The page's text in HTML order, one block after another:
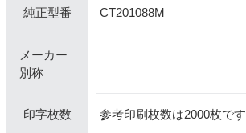
純正型番 CT201088M
メーカー
別称
印字枚数 参考印刷枚数は2000枚です